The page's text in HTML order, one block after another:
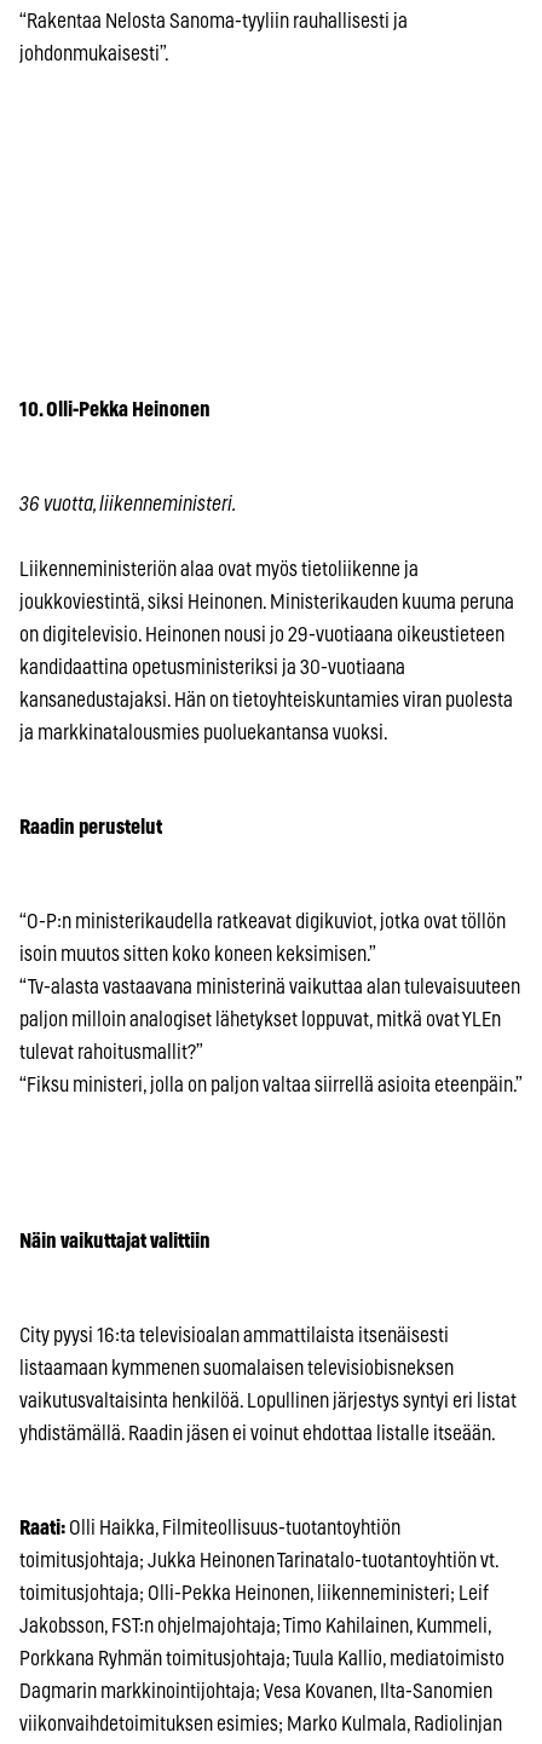
“Rakentaa Nelosta Sanoma-tyyliin rauhallisesti ja
johdonmukaisesti”.
10. Olli-Pekka Heinonen
36 vuotta, liikenneministeri.
Liikenneministeriön alaa ovat myös tietoliikenne ja
joukkoviestintä, siksi Heinonen. Ministerikauden kuuma peruna
on digitelevisio. Heinonen nousi jo 29-vuotiaana oikeustieteen
kandidaattina opetusministeriksi ja 30-vuotiaana
kansanedustajaksi. Hän on tietoyhteiskuntamies viran puolesta
ja markkinatalousmies puoluekantansa vuoksi.
Raadin perustelut
“O-P:n ministerikaudella ratkeavat digikuviot, jotka ovat töllön
isoin muutos sitten koko koneen keksimisen.”
“Tv-alasta vastaavana ministerinä vaikuttaa alan tulevaisuuteen
paljon milloin analogiset lähetykset loppuvat, mitkä ovat YLEn
tulevat rahoitusmallit?”
“Fiksu ministeri, jolla on paljon valtaa siirrellä asioita eteenpäin.”
Näin vaikuttajat valittiin
City pyysi 16:ta televisioalan ammattilaista itsenäisesti
listaamaan kymmenen suomalaisen televisiobisneksen
vaikutusvaltaisinta henkilöä. Lopullinen järjestys syntyi eri listat
yhdistämällä. Raadin jäsen ei voinut ehdottaa listalle itseään.
Raati: Olli Haikka, Filmiteollisuus-tuotantoyhtiön
toimitusjohtaja; Jukka Heinonen Tarinatalo-tuotantoyhtiön vt.
toimitusjohtaja; Olli-Pekka Heinonen, liikenneministeri; Leif
Jakobsson, FST:n ohjelmajohtaja; Timo Kahilainen, Kummeli,
Porkkana Ryhmän toimitusjohtaja; Tuula Kallio, mediatoimisto
Dagmarin markkinointijohtaja; Vesa Kovanen, Ilta-Sanomien
viikonvaihdetoimituksen esimies; Marko Kulmala, Radiolinjan